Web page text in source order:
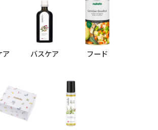
ア バスケア フード